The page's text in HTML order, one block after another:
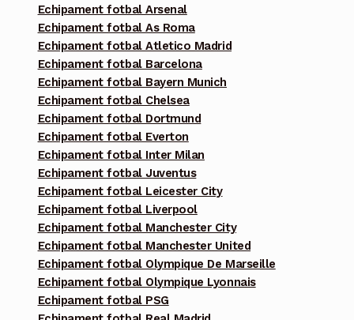
Echipament fotbal Arsenal
Echipament fotbal As Roma
Echipament fotbal Atletico Madrid
Echipament fotbal Barcelona
Echipament fotbal Bayern Munich
Echipament fotbal Chelsea
Echipament fotbal Dortmund
Echipament fotbal Everton
Echipament fotbal Inter Milan
Echipament fotbal Juventus
Echipament fotbal Leicester City
Echipament fotbal Liverpool
Echipament fotbal Manchester City
Echipament fotbal Manchester United
Echipament fotbal Olympique De Marseille
Echipament fotbal Olympique Lyonnais
Echipament fotbal PSG